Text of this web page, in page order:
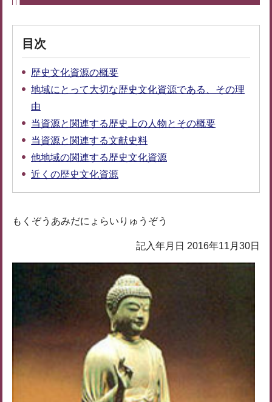
目次
歴史文化資源の概要
地域にとって大切な歴史文化資源である、その理
由
当資源と関連する歴史上の人物とその概要
当資源と関連する文献史料
他地域の関連する歴史文化資源
近くの歴史文化資源
もくぞうあみだにょらいりゅうぞう
記入年月日 2016年11月30日